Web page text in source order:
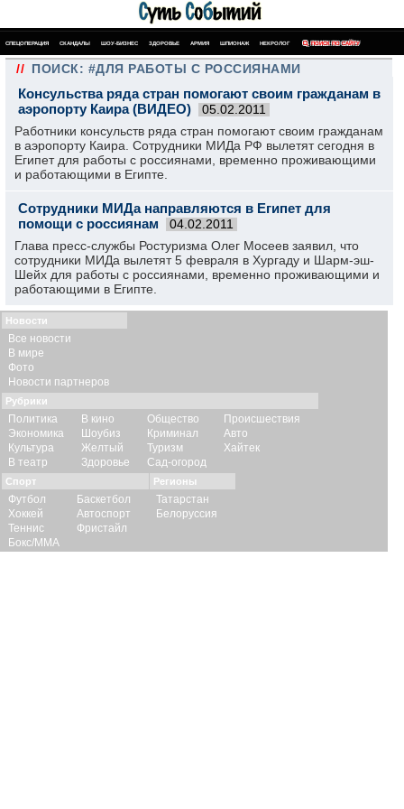
СПЕЦОПЕРАЦИЯ СКАНДАЛЫ ШОУ-БИЗНЕС ЗДОРОВЬЕ АРМИЯ ШПИОНАЖ НЕКРОЛОГ ПОИСК ПО САЙТУ
// ПОИСК: #ДЛЯ РАБОТЫ С РОССИЯНАМИ
Консульства ряда стран помогают своим гражданам в
аэропорту Каира (ВИДЕО)
05.02.2011
Работники консульств ряда стран помогают своим гражданам
в аэропорту Каира. Сотрудники МИДа РФ вылетят сегодня в
Египет для работы с россиянами, временно проживающими
и работающими в Египте.
Сотрудники МИДа направляются в Египет для
помощи с россиянам
04.02.2011
Глава пресс-службы Ростуризма Олег Мосеев заявил, что
сотрудники МИДа вылетят 5 февраля в Хургаду и Шарм-эш-
Шейх для работы с россиянами, временно проживающими и
работающими в Египте.
Новости
Все новости
В мире
Фото
Новости партнеров
Рубрики
Политика
Экономика
Культура
В театр
В кино
Шоубиз
Желтый
Здоровье
Общество
Криминал
Туризм
Сад-огород
Происшествия
Авто
Хайтек
Спорт
Футбол
Хоккей
Теннис
Бокс/ММА
Баскетбол
Автоспорт
Фристайл
Регионы
Татарстан
Белоруссия